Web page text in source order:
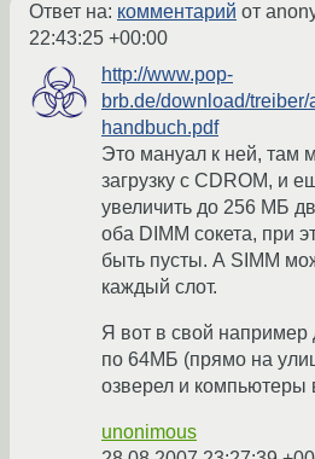
Ответ на: комментарий от
22:43:25 +00:00
http://www.pop-
brb.de/download/treiber/
handbuch.pdf
Это мануал к ней, там
загрузку с CDROM, и
увеличить до 256 МБ
оба DIMM сокета, при
быть пусты. А SIMM
каждый слот.
Я вот в свой например
по 64МБ (прямо на
озверел и компьютеры
unonimous